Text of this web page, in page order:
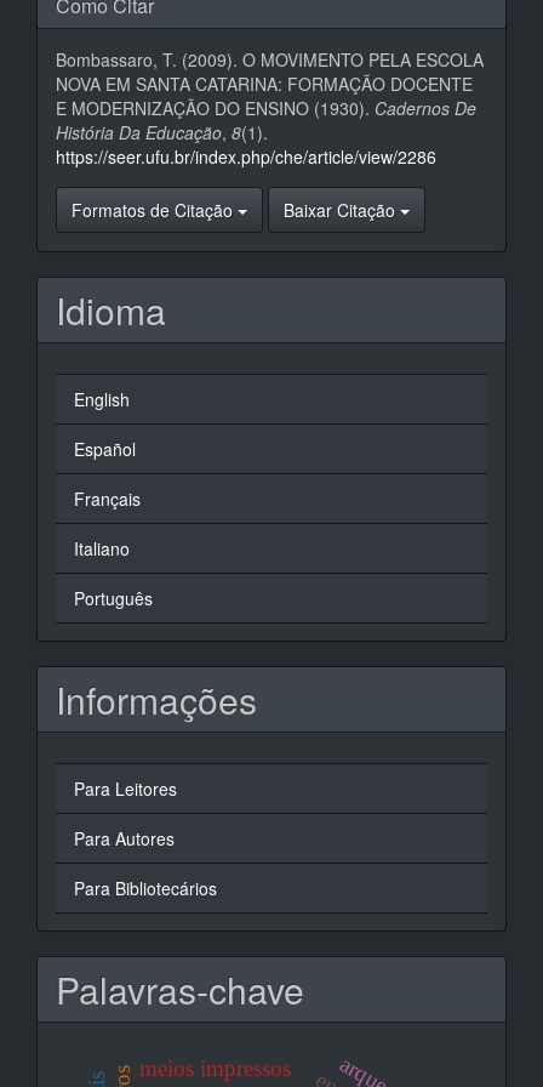
Bombassaro, T. (2009). O MOVIMENTO PELA ESCOLA
NOVA EM SANTA CATARINA: FORMAÇÃO DOCENTE
E MODERNIZAÇÃO DO ENSINO (1930). Cadernos De
História Da Educação, 8(1).
https://seer.ufu.br/index.php/che/article/view/2286
Formatos de Citação Baixar Citação
Idioma
English
Español
Français
Italiano
Português
Informações
Para Leitores
Para Autores
Para Bibliotecários
Palavras-chave
meios impressos